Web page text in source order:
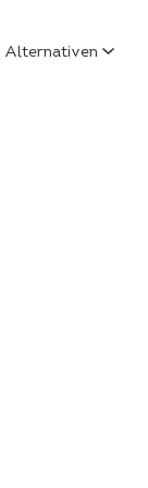
Alternativen